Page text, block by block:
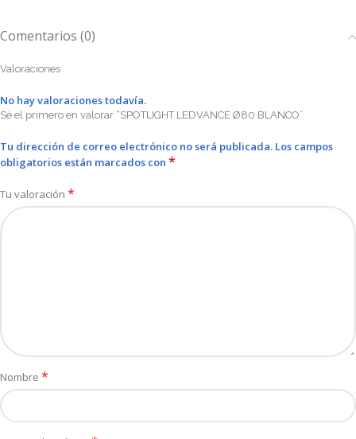
Comentarios (0)
Valoraciones
No hay valoraciones todavía.
Sé el primero en valorar “SPOTLIGHT LEDVANCE Ø80 BLANCO”
Tu dirección de correo electrónico no será publicada. Los campos
obligatorios están marcados con *
Tu valoración *
Nombre *